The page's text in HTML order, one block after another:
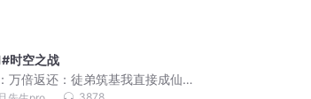
时空之战
万倍返还：徒弟筑基我直接成仙 |
无敌&爽文不圣母 | 多人有声剧